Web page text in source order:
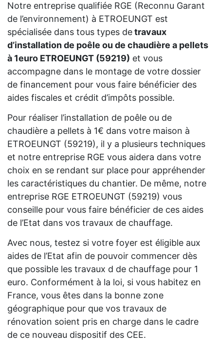
Notre entreprise qualifiée RGE (Reconnu Garant
de l’environnement) à ETROEUNGT est
spécialisée dans tous types detravaux
d’installation de poêle ou de chaudière a pellets
à 1euro ETROEUNGT (59219) et vous
accompagne dans le montage de votre dossier
de financement pour vous faire bénéficier des
aides fiscales et crédit d’impôts possible.
Pour réaliser l’installation de poêle ou de
chaudière a pellets à 1€ dans votre maison à
ETROEUNGT (59219), il y a plusieurs techniques
et notre entreprise RGE vous aidera dans votre
choix en se rendant sur place pour appréhender
les caractéristiques du chantier. De même, notre
entreprise RGE ETROEUNGT (59219) vous
conseille pour vous faire bénéficier de ces aides
de l’Etat dans vos travaux de chauffage.
Avec nous, testez si votre foyer est éligible aux
aides de l’Etat afin de pouvoir commencer dès
que possible les travaux d de chauffage pour 1
euro. Conformément à la loi, si vous habitez en
France, vous êtes dans la bonne zone
géographique pour que vos travaux de
rénovation soient pris en charge dans le cadre
de ce nouveau dispositif des CEE.